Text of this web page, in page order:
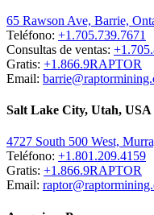
65 Rawson Ave, Barrie,
Teléfono: +1.705.739.7671
Consultas de ventas:
Gratis: +1.866.9RAPTOR
Email:
Salt Lake City, Utah, USA
4727 South 500 West,
Teléfono: +1.801.209.4159
Gratis: +1.866.9RAPTOR
Email: